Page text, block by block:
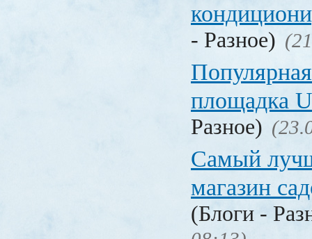
- Разное)
площадка
Разное)
Самый
магазин
(Блоги -